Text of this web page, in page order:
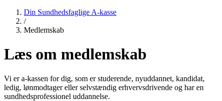
Din Sundhedsfaglige A-kasse
/
Medlemskab
Læs om medlemskab
Vi er a-kassen for dig, som er studerende, nyuddannet, kandidat,
ledig, lønmodtager eller selvstændig erhvervsdrivende og har en
sundhedsprofessionel uddannelse.